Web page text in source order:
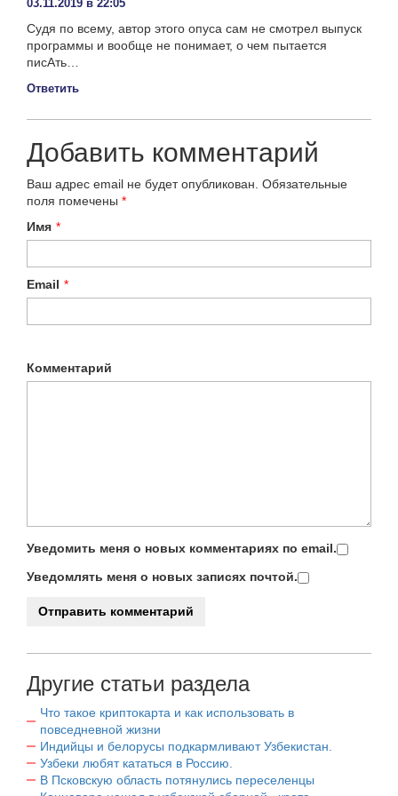
03.11.2019 в 22:05
Судя по всему, автор этого опуса сам не смотрел выпуск
программы и вообще не понимает, о чем пытается
писАть…
Ответить
Добавить комментарий
Ваш адрес email не будет опубликован. Обязательные
поля помечены *
Имя *
Email *
Комментарий
Уведомить меня о новых комментариях по email.
Уведомлять меня о новых записях почтой.
Другие статьи раздела
Что такое криптокарта и как использовать в
повседневной жизни
Индийцы и белорусы подкармливают Узбекистан.
Узбеки любят кататься в Россию.
В Псковскую область потянулись переселенцы